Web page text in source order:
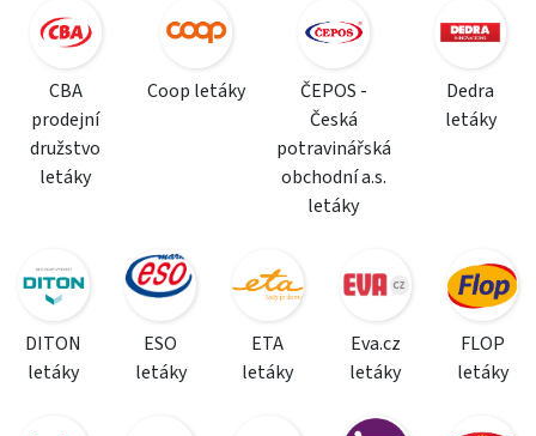
CBA
prodejní
družstvo
letáky
Coop letáky
ČEPOS -
Česká
potravinářská
obchodní a.s.
letáky
Dedra
letáky
DITON
letáky
ESO
letáky
ETA
letáky
Eva.cz
letáky
FLOP
letáky